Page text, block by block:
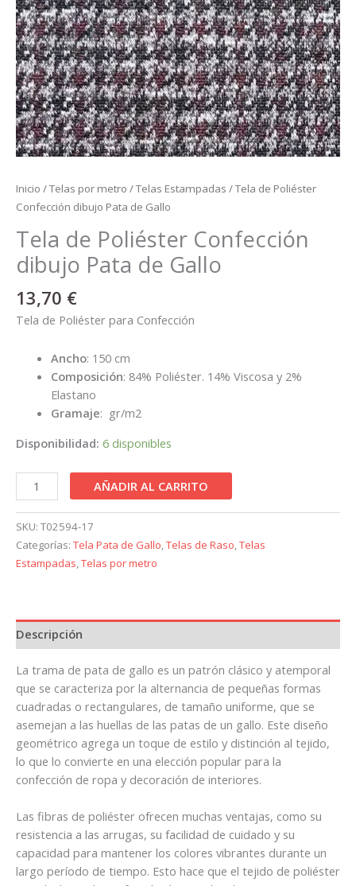
Inicio /Telas por metro /Telas Estampadas / Tela de Poliéster
Confección dibujo Pata de Gallo
Tela de Poliéster Confección
dibujo Pata de Gallo
13,70 €
Tela de Poliéster para Confección
Ancho: 150 cm
Composición: 84% Poliéster. 14% Viscosa y 2%
Elastano
Gramaje: gr/m2
Disponibilidad: 6 disponibles
AÑADIR AL CARRITO
SKU: T02594-17
Categorías: Tela Pata de Gallo,Telas de Raso,Telas
Estampadas,Telas por metro
Descripción
La trama de pata de gallo es un patrón clásico y atemporal
que se caracteriza por la alternancia de pequeñas formas
cuadradas o rectangulares, de tamaño uniforme, que se
asemejan a las huellas de las patas de un gallo. Este diseño
geométrico agrega un toque de estilo y distinción al tejido,
lo que lo convierte en una elección popular para la
confección de ropa y decoración de interiores.
Las fibras de poliéster ofrecen muchas ventajas, como su
resistencia a las arrugas, su facilidad de cuidado y su
capacidad para mantener los colores vibrantes durante un
largo período de tiempo. Esto hace que el tejido de poliéster